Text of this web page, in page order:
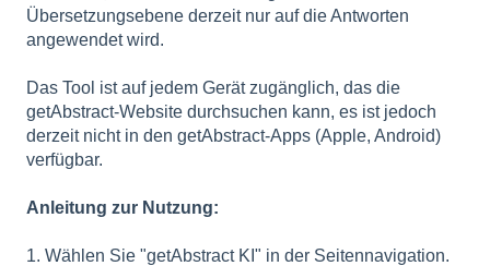
Übersetzungsebene derzeit nur auf die Antworten
angewendet wird.
Das Tool ist auf jedem Gerät zugänglich, das die
getAbstract-Website durchsuchen kann, es ist jedoch
derzeit nicht in den getAbstract-Apps (Apple, Android)
verfügbar.
Anleitung zur Nutzung:
1. Wählen Sie "getAbstract KI" in der Seitennavigation.